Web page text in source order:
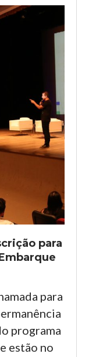
para
para
programa
estão no